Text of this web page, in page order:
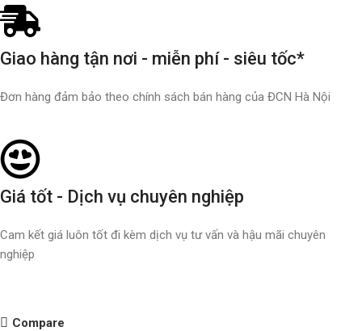
Giao hàng tận nơi - miễn phí - siêu tốc*
Đơn hàng đảm bảo theo chính sách bán hàng của ĐCN Hà Nội
Giá tốt - Dịch vụ chuyên nghiệp
Cam kết giá luôn tốt đi kèm dịch vụ tư vấn và hậu mãi chuyên
nghiệp
Compare